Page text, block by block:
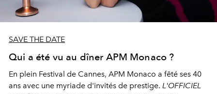
SAVE THE DATE
Qui a été vu au dîner APM Monaco ?
En plein Festival de Cannes, APM Monaco a fêté ses 40
ans avec une myriade d'invités de prestige. L'OFFICIEL